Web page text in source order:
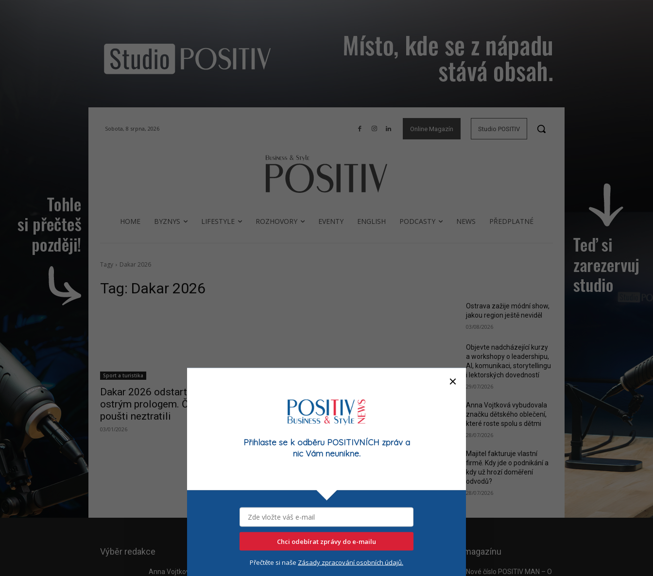
Sobota, 8 srpna, 2026 Online Magazín Studio POSITIV
HOME BYZNYS LIFESTYLE ROZHOVORY EVENTY ENGLISH PODCASTY NEWS PŘEDPLATNÉ
Tagy Dakar 2026
Tag: Dakar 2026
Sport a turistika
Dakar 2026 odstartoval
ostrým prologem. Češi se v
poušti neztratili
03/01/2026
Rallye Dakar 2026 v plné síle:
čtyři posádky, čtyři vozy
Ostrava zažije módní show,
jakou region ještě neviděl
03/08/2026
Objevte nadcházející kurzy
a workshopy o leadershipu,
AI, komunikaci, storytellingu
i lektorských dovedností
29/07/2026
Anna Vojtková vybudovala
značku dětského oblečení,
které roste spolu s dětmi
28/07/2026
Majitel fakturuje vlastní
firmě. Kdy jde o podnikání a
kdy už hrozí doměření
odvodů?
28/07/2026
Výběr redakce
Anna Vojtková vybudovala
Nejčtenější Číst e-verzi magazínu
Nové číslo POSITIV MAN – O
Přihlaste se k odběru POSITIVNÍCH zpráv a
nic Vám neunikne.
Chci odebírat zprávy do e-mailu
Přečtěte si naše Zásady zpracování osobních údajů.